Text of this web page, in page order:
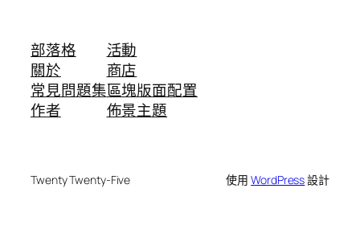
部落格
關於
常見問題集
作者
活動
商店
區塊版面配置
佈景主題
Twenty Twenty-Five 使用WordPress設計